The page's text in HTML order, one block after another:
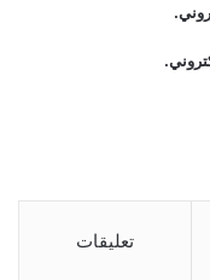
تعليقات